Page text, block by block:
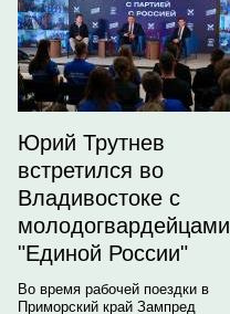
Юрий Трутнев
встретился во
Владивостоке с
молодогвардейцами
"Единой России"
Во время рабочей поездки в
Приморский край Зампред